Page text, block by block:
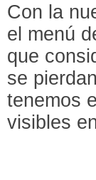
Con la
el menú
que
se
tenemos
visibles